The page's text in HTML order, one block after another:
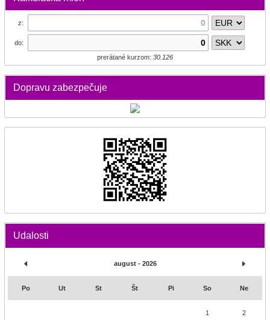
z:
do:
prerátané kurzom: 30.126
Dopravu zabezpečuje
Udalosti
august - 2026
Po Ut St Št Pi So Ne
1 2